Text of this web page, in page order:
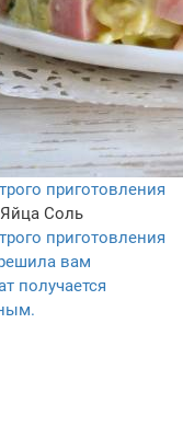
приготовления
Яйца Соль
приготовления
вам
получается